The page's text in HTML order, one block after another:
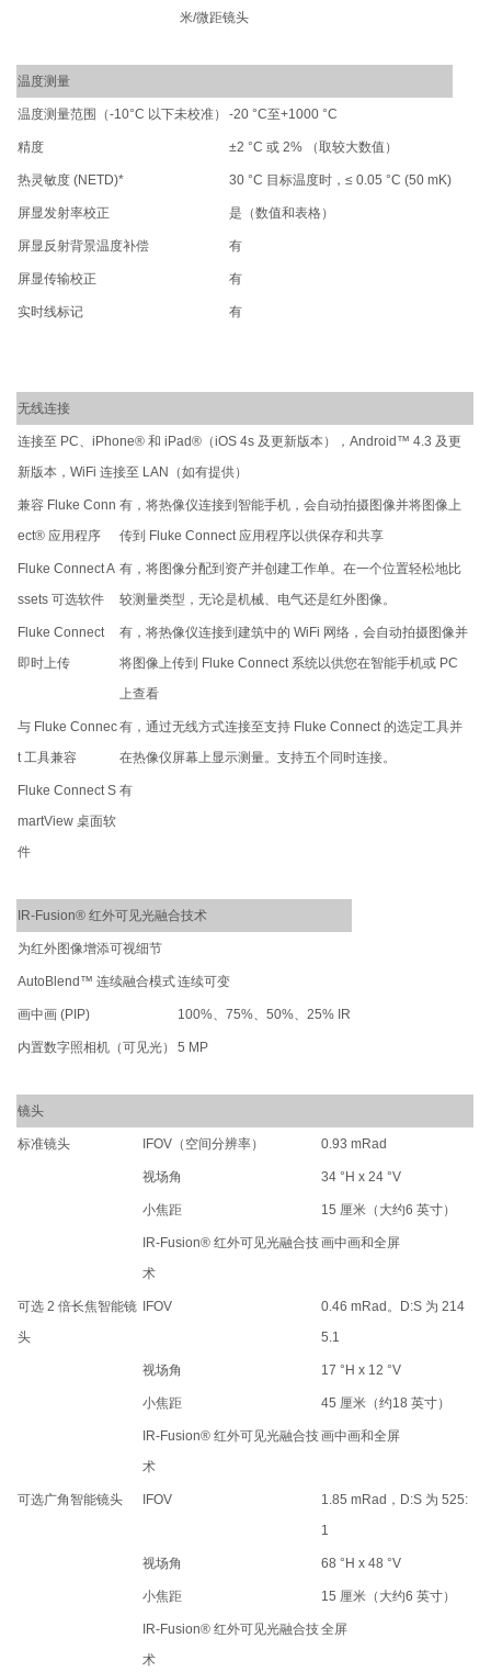
米/微距镜头
温度测量
温度测量范围（-10°C 以下未校准） -20 °C至+1000 °C
精度 ±2 °C 或 2% （取较大数值）
热灵敏度 (NETD)* 30 °C 目标温度时，≤ 0.05 °C (50 mK)
屏显发射率校正 是（数值和表格）
屏显反射背景温度补偿 有
屏显传输校正 有
实时线标记 有
无线连接
连接至 PC、iPhone® 和 iPad®（iOS 4s 及更新版本），Android™ 4.3 及更
新版本，WiFi 连接至 LAN（如有提供）
兼容 Fluke Conn
ect® 应用程序
有，将热像仪连接到智能手机，会自动拍摄图像并将图像上
传到 Fluke Connect 应用程序以供保存和共享
Fluke Connect A
ssets 可选软件
有，将图像分配到资产并创建工作单。在一个位置轻松地比
较测量类型，无论是机械、电气还是红外图像。
Fluke Connect
即时上传
有，将热像仪连接到建筑中的 WiFi 网络，会自动拍摄图像并
将图像上传到 Fluke Connect 系统以供您在智能手机或 PC
上查看
与 Fluke Connec
t 工具兼容
有，通过无线方式连接至支持 Fluke Connect 的选定工具并
在热像仪屏幕上显示测量。支持五个同时连接。
Fluke Connect S
martView 桌面软
件
有
IR-Fusion® 红外可见光融合技术
为红外图像增添可视细节
AutoBlend™ 连续融合模式连续可变
画中画 (PIP) 100%、75%、50%、25% IR
内置数字照相机（可见光） 5 MP
镜头
标准镜头 IFOV（空间分辨率） 0.93 mRad
视场角 34 °H x 24 °V
小焦距 15 厘米（大约6 英寸）
IR-Fusion® 红外可见光融合技
术
画中画和全屏
可选 2 倍长焦智能镜
头
IFOV
0.46 mRad。D:S 为 214
5.1
视场角 17 °H x 12 °V
小焦距 45 厘米（约18 英寸）
IR-Fusion® 红外可见光融合技
术
画中画和全屏
可选广角智能镜头 IFOV
1.85 mRad，D:S 为 525:
1
视场角 68 °H x 48 °V
小焦距 15 厘米（大约6 英寸）
IR-Fusion® 红外可见光融合技
术
全屏